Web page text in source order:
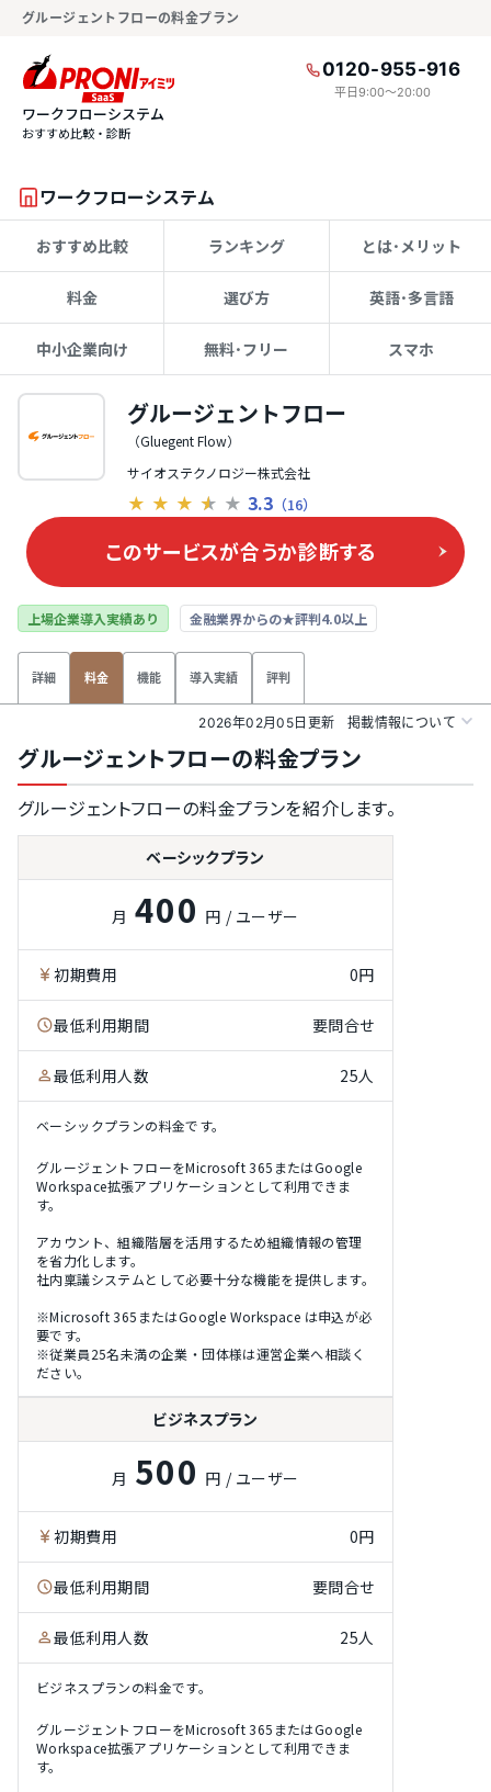
グルージェントフローの料金プラン
0120-955-916
平日9:00〜20:00
ワークフローシステム
おすすめ比較・診断
ワークフローシステム
おすすめ比較 ランキング とは･メリット
料金 選び方 英語･多言語
中小企業向け 無料･フリー スマホ
グルージェントフロー
（Gluegent Flow）
サイオステクノロジー株式会社
★ ★ ★ ★ ★ 3.3 （16）
このサービスが合うか診断する
上場企業導入実績あり 金融業界からの★評判4.0以上
詳細 料金 機能 導入実績 評判
2026年02月05日更新 掲載情報について
グルージェントフローの料金プラン
グルージェントフローの料金プランを紹介します。
ベーシックプラン
月 400 円 / ユーザー
初期費用 0円
最低利用期間 要問合せ
最低利用人数 25人
ベーシックプランの料金です。
グルージェントフローをMicrosoft 365またはGoogle
Workspace拡張アプリケーションとして利用できま
す。
アカウント、組織階層を活用するため組織情報の管理
を省力化します。
社内稟議システムとして必要十分な機能を提供します。
※Microsoft 365またはGoogle Workspace は申込が必
要です。
※従業員25名未満の企業・団体様は運営企業へ相談く
ださい。
ビジネスプラン
月 500 円 / ユーザー
初期費用 0円
最低利用期間 要問合せ
最低利用人数 25人
ビジネスプランの料金です。
グルージェントフローをMicrosoft 365またはGoogle
Workspace拡張アプリケーションとして利用できま
す。